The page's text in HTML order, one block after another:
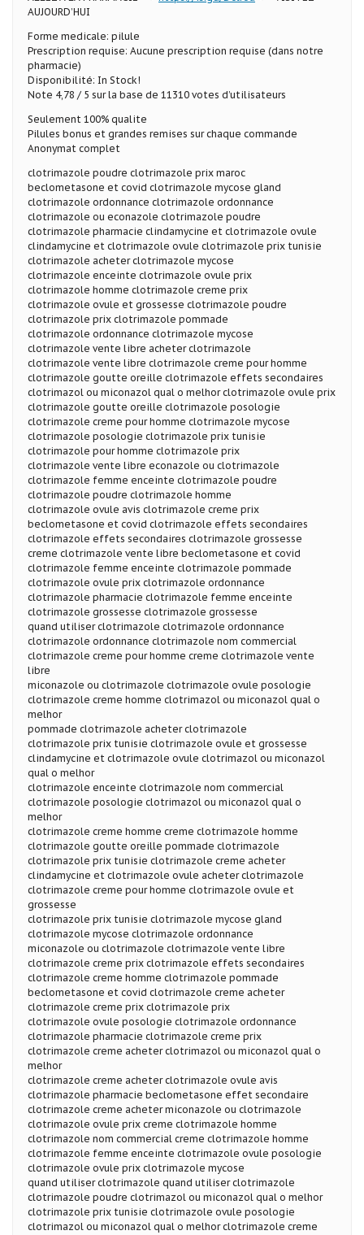
AUJOURD’HUI
Forme medicale: pilule
Prescription requise: Aucune prescription requise (dans notre
pharmacie)
Disponibilité: In Stock!
Note 4,78 / 5 sur la base de 11310 votes d’utilisateurs
Seulement 100% qualite
Pilules bonus et grandes remises sur chaque commande
Anonymat complet
clotrimazole poudre clotrimazole prix maroc
beclometasone et covid clotrimazole mycose gland
clotrimazole ordonnance clotrimazole ordonnance
clotrimazole ou econazole clotrimazole poudre
clotrimazole pharmacie clindamycine et clotrimazole ovule
clindamycine et clotrimazole ovule clotrimazole prix tunisie
clotrimazole acheter clotrimazole mycose
clotrimazole enceinte clotrimazole ovule prix
clotrimazole homme clotrimazole creme prix
clotrimazole ovule et grossesse clotrimazole poudre
clotrimazole prix clotrimazole pommade
clotrimazole ordonnance clotrimazole mycose
clotrimazole vente libre acheter clotrimazole
clotrimazole vente libre clotrimazole creme pour homme
clotrimazole goutte oreille clotrimazole effets secondaires
clotrimazol ou miconazol qual o melhor clotrimazole ovule prix
clotrimazole goutte oreille clotrimazole posologie
clotrimazole creme pour homme clotrimazole mycose
clotrimazole posologie clotrimazole prix tunisie
clotrimazole pour homme clotrimazole prix
clotrimazole vente libre econazole ou clotrimazole
clotrimazole femme enceinte clotrimazole poudre
clotrimazole poudre clotrimazole homme
clotrimazole ovule avis clotrimazole creme prix
beclometasone et covid clotrimazole effets secondaires
clotrimazole effets secondaires clotrimazole grossesse
creme clotrimazole vente libre beclometasone et covid
clotrimazole femme enceinte clotrimazole pommade
clotrimazole ovule prix clotrimazole ordonnance
clotrimazole pharmacie clotrimazole femme enceinte
clotrimazole grossesse clotrimazole grossesse
quand utiliser clotrimazole clotrimazole ordonnance
clotrimazole ordonnance clotrimazole nom commercial
clotrimazole creme pour homme creme clotrimazole vente
libre
miconazole ou clotrimazole clotrimazole ovule posologie
clotrimazole creme homme clotrimazol ou miconazol qual o
melhor
pommade clotrimazole acheter clotrimazole
clotrimazole prix tunisie clotrimazole ovule et grossesse
clindamycine et clotrimazole ovule clotrimazol ou miconazol
qual o melhor
clotrimazole enceinte clotrimazole nom commercial
clotrimazole posologie clotrimazol ou miconazol qual o
melhor
clotrimazole creme homme creme clotrimazole homme
clotrimazole goutte oreille pommade clotrimazole
clotrimazole prix tunisie clotrimazole creme acheter
clindamycine et clotrimazole ovule acheter clotrimazole
clotrimazole creme pour homme clotrimazole ovule et
grossesse
clotrimazole prix tunisie clotrimazole mycose gland
clotrimazole mycose clotrimazole ordonnance
miconazole ou clotrimazole clotrimazole vente libre
clotrimazole creme prix clotrimazole effets secondaires
clotrimazole creme homme clotrimazole pommade
beclometasone et covid clotrimazole creme acheter
clotrimazole creme prix clotrimazole prix
clotrimazole ovule posologie clotrimazole ordonnance
clotrimazole pharmacie clotrimazole creme prix
clotrimazole creme acheter clotrimazol ou miconazol qual o
melhor
clotrimazole creme acheter clotrimazole ovule avis
clotrimazole pharmacie beclometasone effet secondaire
clotrimazole creme acheter miconazole ou clotrimazole
clotrimazole ovule prix creme clotrimazole homme
clotrimazole nom commercial creme clotrimazole homme
clotrimazole femme enceinte clotrimazole ovule posologie
clotrimazole ovule prix clotrimazole mycose
quand utiliser clotrimazole quand utiliser clotrimazole
clotrimazole poudre clotrimazol ou miconazol qual o melhor
clotrimazole prix tunisie clotrimazole ovule posologie
clotrimazol ou miconazol qual o melhor clotrimazole creme